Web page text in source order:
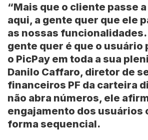
“Mais que o cliente passe
aqui, a gente quer que ele
as nossas funcionalidades.
gente quer é que o usuário
o PicPay em toda a sua
Danilo Caffaro, diretor de
financeiros PF da carteira
não abra números, ele
engajamento dos usuários
forma sequencial.